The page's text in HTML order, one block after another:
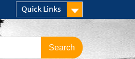
Quick Links